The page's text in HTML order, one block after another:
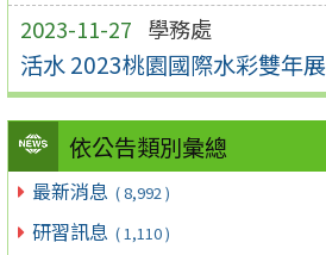
2023-11-27 學務處
活水 2023桃園國際水彩雙年展
依公告類別彙總
最新消息 ( 8,992 )
研習訊息 ( 1,110 )